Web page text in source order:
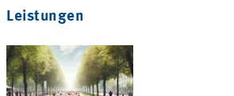
Leistungen